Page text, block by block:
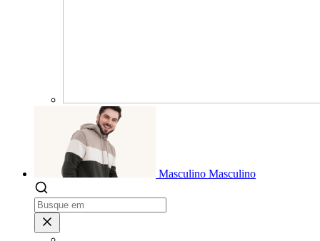
Masculino Masculino